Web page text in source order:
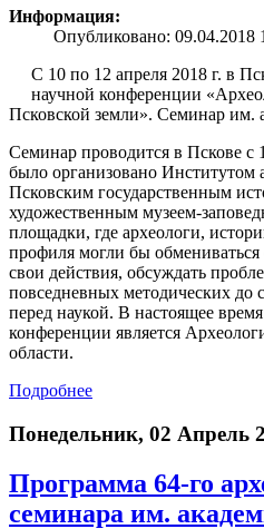
Информация:
Опубликовано: 09.04.2018
С 10 по 12 апреля 2018 г. в
научной конференции
Псковской земли». Семинар им.
Семинар проводится в Пскове с
было организовано
Псковским государственным
художественным музеем-
площадки, где археологи,
профиля могли бы
свои действия, обсуждать
повседневных методических до
перед наукой. В настоящее
конференции является
области.
Подробнее
Понедельник, 02 Апрель
Программа 64-го
семинара им.